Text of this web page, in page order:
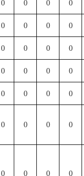
0 0 0 0
0 0 0 0
0 0 0 0
0 0 0 0
0 0 0 0
0 0 0 0
0 0 0 0